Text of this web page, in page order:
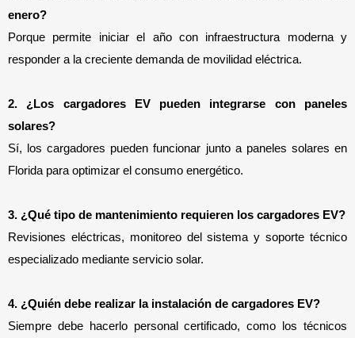
enero?
Porque permite iniciar el año con infraestructura moderna y
responder a la creciente demanda de movilidad eléctrica.
2. ¿Los cargadores EV pueden integrarse con paneles
solares?
Sí, los cargadores pueden funcionar junto a paneles solares en
Florida para optimizar el consumo energético.
3. ¿Qué tipo de mantenimiento requieren los cargadores EV?
Revisiones eléctricas, monitoreo del sistema y soporte técnico
especializado mediante servicio solar.
4. ¿Quién debe realizar la instalación de cargadores EV?
Siempre debe hacerlo personal certificado, como los técnicos